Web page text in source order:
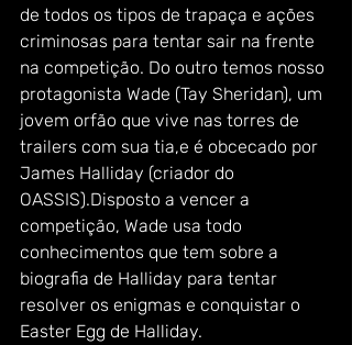
de todos os tipos de trapaça e ações
criminosas para tentar sair na frente
na competição. Do outro temos nosso
protagonista Wade (Tay Sheridan), um
jovem orfão que vive nas torres de
trailers com sua tia,e é obcecado por
James Halliday (criador do
OASSIS).Disposto a vencer a
competição, Wade usa todo
conhecimentos que tem sobre a
biografia de Halliday para tentar
resolver os enigmas e conquistar o
Easter Egg de Halliday.